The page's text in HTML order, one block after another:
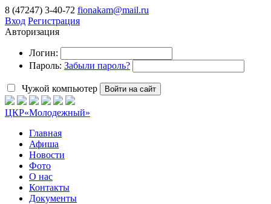
8 (47247) 3-40-72 fionakam@mail.ru
Вход Регистрация
Авторизация
Логин:
Пароль: Забыли пароль?
Чужой компьютер Войти на сайт
ЦКР«Молодежный»
Главная
Афиша
Новости
Фото
О нас
Контакты
Документы